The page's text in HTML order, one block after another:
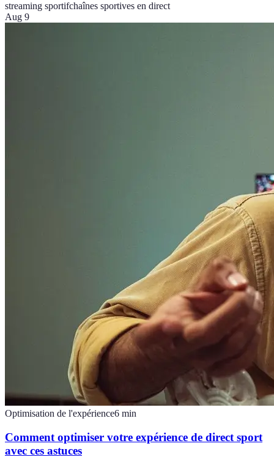
streaming sportifchaînes sportives en direct
Aug 9
Optimisation de l'expérience6 min
Comment optimiser votre expérience de direct sport
avec ces astuces